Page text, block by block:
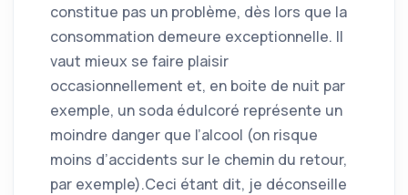
constitue pas un problème, dès lors que la
consommation demeure exceptionnelle. Il
vaut mieux se faire plaisir
occasionnellement et, en boite de nuit par
exemple, un soda édulcoré représente un
moindre danger que l’alcool (on risque
moins d’accidents sur le chemin du retour,
par exemple).Ceci étant dit, je déconseille